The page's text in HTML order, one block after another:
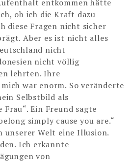
entkommen hätte
ob ich die Kraft dazu
diese Fragen nicht sicher
Aber es ist nicht alles
nicht
nicht völlig
lehrten. Ihre
war enorm. So veränderte
Selbstbild als
Frau“. Ein Freund sagte
simply cause you are.“
unserer Welt eine Illusion.
Ich erkannte
von